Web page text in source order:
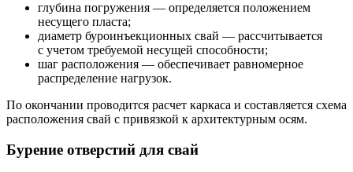
глубина погружения — определяется положением
несущего пласта;
диаметр буроинъекционных свай — рассчитывается
с учетом требуемой несущей способности;
шаг расположения — обеспечивает равномерное
распределение нагрузок.
По окончании проводится расчет каркаса и составляется схема
расположения свай с привязкой к архитектурным осям.
Бурение отверстий для свай